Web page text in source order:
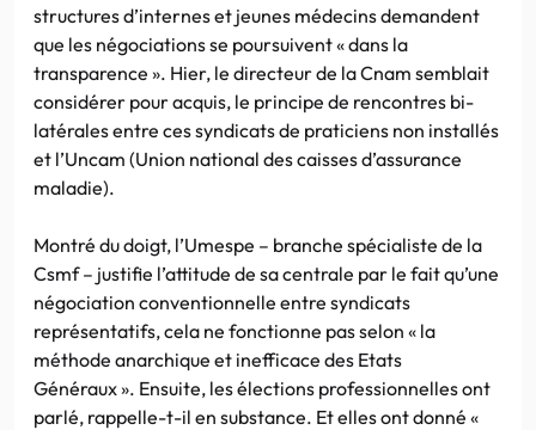
structures d’internes et jeunes médecins demandent
que les négociations se poursuivent « dans la
transparence ». Hier, le directeur de la Cnam semblait
considérer pour acquis, le principe de rencontres bi-
latérales entre ces syndicats de praticiens non installés
et l’Uncam (Union national des caisses d’assurance
maladie).
Montré du doigt, l’Umespe – branche spécialiste de la
Csmf – justifie l’attitude de sa centrale par le fait qu’une
négociation conventionnelle entre syndicats
représentatifs, cela ne fonctionne pas selon « la
méthode anarchique et inefficace des Etats
Généraux ». Ensuite, les élections professionnelles ont
parlé, rappelle-t-il en substance. Et elles ont donné «